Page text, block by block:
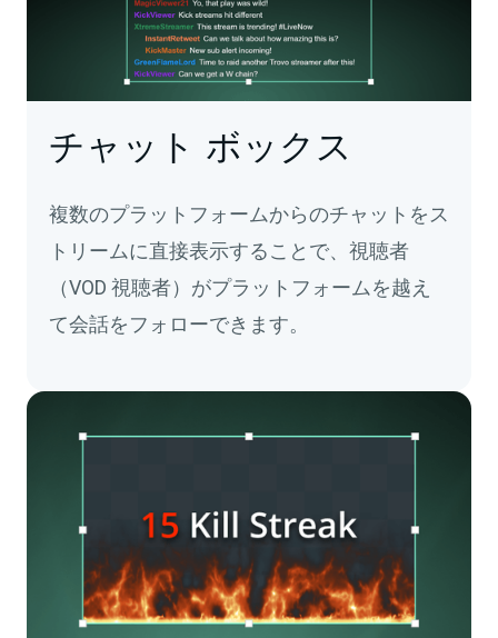
チャット ボックス
複数のプラットフォームからのチャットをス
トリームに直接表示することで、視聴者
（VOD 視聴者）がプラットフォームを越え
て会話をフォローできます。